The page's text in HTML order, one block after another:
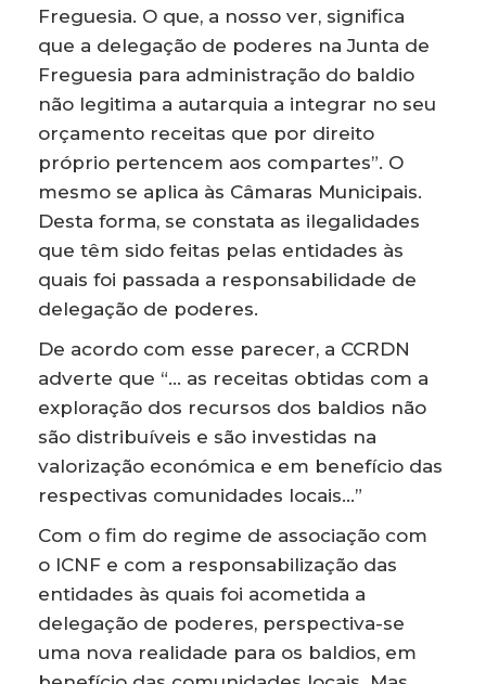
Freguesia. O que, a nosso ver, significa
que a delegação de poderes na Junta de
Freguesia para administração do baldio
não legitima a autarquia a integrar no seu
orçamento receitas que por direito
próprio pertencem aos compartes”. O
mesmo se aplica às Câmaras Municipais.
Desta forma, se constata as ilegalidades
que têm sido feitas pelas entidades às
quais foi passada a responsabilidade de
delegação de poderes.
De acordo com esse parecer, a CCRDN
adverte que “… as receitas obtidas com a
exploração dos recursos dos baldios não
são distribuíveis e são investidas na
valorização económica e em benefício das
respectivas comunidades locais…”
Com o fim do regime de associação com
o ICNF e com a responsabilização das
entidades às quais foi acometida a
delegação de poderes, perspectiva-se
uma nova realidade para os baldios, em